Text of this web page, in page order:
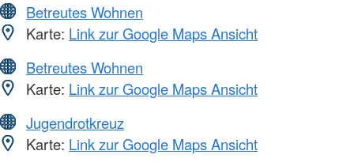
Betreutes Wohnen
Karte: Link zur Google Maps Ansicht
Betreutes Wohnen
Karte: Link zur Google Maps Ansicht
Jugendrotkreuz
Karte: Link zur Google Maps Ansicht